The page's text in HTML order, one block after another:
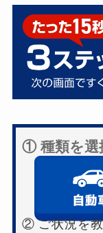
① 種類を選
② ご状況を